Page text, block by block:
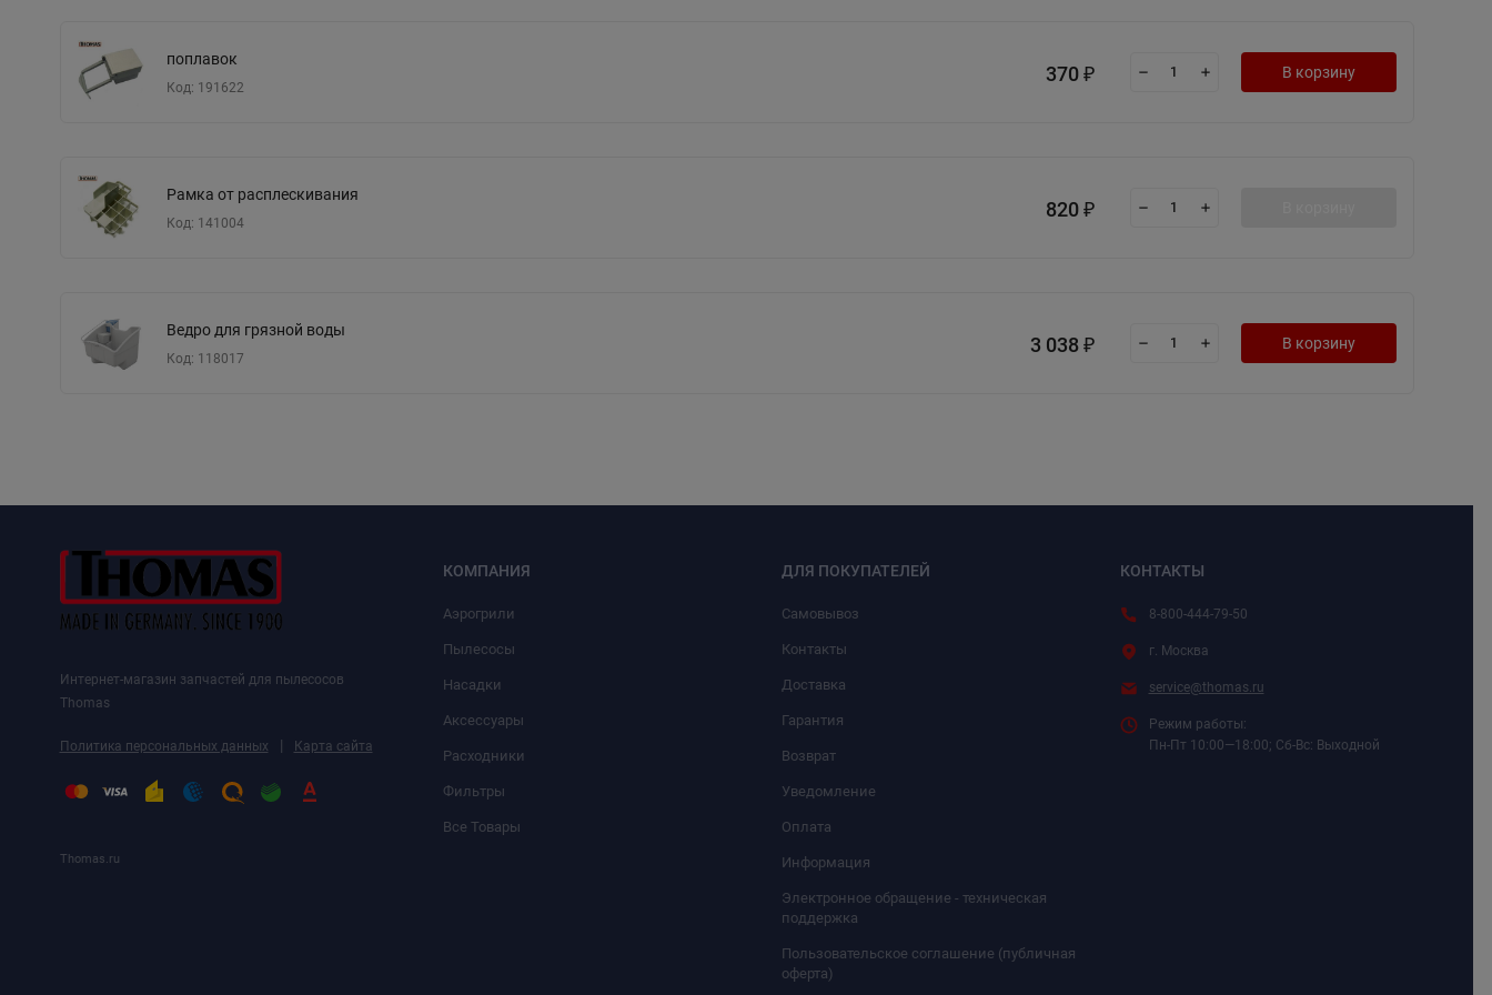
поплавок
Код: 191622
370 ₽ В корзину
Рамка от расплескивания
Код: 141004
820 ₽
Ведро для грязной воды
Код: 118017
3 038 ₽ В корзину
Интернет-магазин запчастей для пылесосов
Thomas
Политика персональных данных | Карта сайта
Thomas.ru
КОМПАНИЯ
Аэрогрили
Пылесосы
Насадки
Аксессуары
Расходники
Фильтры
Все Товары
ДЛЯ ПОКУПАТЕЛЕЙ
Самовывоз
Контакты
Доставка
Гарантия
Возврат
Уведомление
Оплата
Информация
Электронное обращение - техническая
поддержка
Пользовательское соглашение (публичная
оферта)
КОНТАКТЫ
8-800-444-79-50
г. Москва
service@thomas.ru
Режим работы:
Пн-Пт 10:00—18:00; Сб-Вс: Выходной